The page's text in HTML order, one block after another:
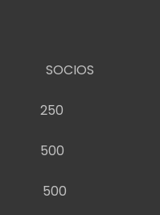
ALTA 250
500
500